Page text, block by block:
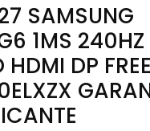
SAMSUNG
1MS
DP